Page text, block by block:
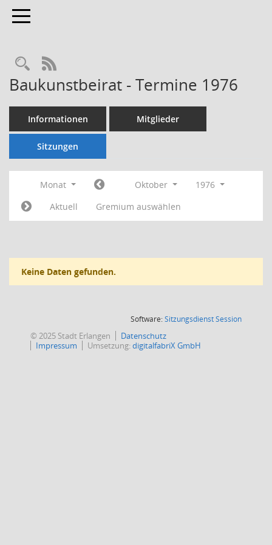
Toggle navigation
Rechercheauswahl
RSS-Feed
Baukunstbeirat - Termine 1976
Informationen Mitglieder
Sitzungen
Monat Oktober
1976
Aktuell
Gremium auswählen
Keine Daten gefunden.
Software:SitzungsdienstSession(Wird in
© 2025 Stadt Erlangen
Datenschutz
Impressum
Umsetzung:digitalfabriX GmbH